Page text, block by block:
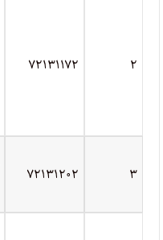
۲ ۷۲۱۳۱۱۷۲
۳ ۷۲۱۳۱۲۰۲